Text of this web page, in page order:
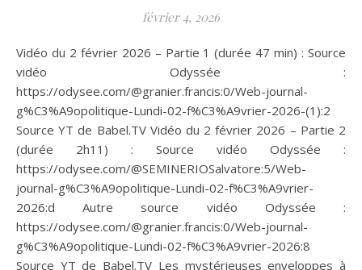
février 4, 2026
Vidéo du 2 février 2026 – Partie 1 (durée 47 min) : Source
vidéo Odyssée :
https://odysee.com/@granier.francis:0/Web-journal-
g%C3%A9opolitique-Lundi-02-f%C3%A9vrier-2026-(1):2
Source YT de Babel.TV Vidéo du 2 février 2026 – Partie 2
(durée 2h11) : Source vidéo Odyssée :
https://odysee.com/@SEMINERIOSalvatore:5/Web-
journal-g%C3%A9opolitique-Lundi-02-f%C3%A9vrier-
2026:d Autre source vidéo Odyssée :
https://odysee.com/@granier.francis:0/Web-journal-
g%C3%A9opolitique-Lundi-02-f%C3%A9vrier-2026:8
Source YT de Babel.TV Les mystérieuses enveloppes à